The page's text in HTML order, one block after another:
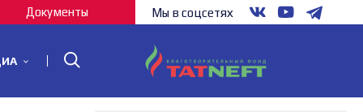
Документы Мы в соцсетях